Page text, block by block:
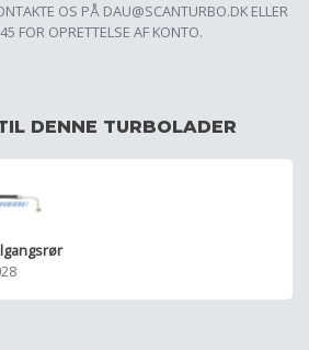
OS PÅ DAU@SCANTURBO.DKELLER
FOR OPRETTELSE AF KONTO.
DENNE TURBOLADER